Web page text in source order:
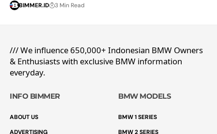
BIMMER.ID 3 Min Read
/// We influence 650,000+ Indonesian BMW Owners
& Enthusiasts with exclusive BMW information
everyday.
INFO BIMMER
ABOUT US
ADVERTISING
BMW MODELS
BMW 1 SERIES
BMW 2 SERIES